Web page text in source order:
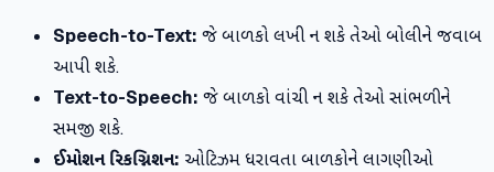
Speech-to-Text: જે બાળકો લખી ન શકે તેઓ બોલીને જવાબ
આપી શકે.
Text-to-Speech: જે બાળકો વાંચી ન શકે તેઓ સાંભળીને
સમજી શકે.
ઈમોશન રિકગ્નિશન: ઓટિઝમ ધરાવતા બાળકોને લાગણીઓ